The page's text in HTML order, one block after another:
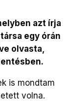
azt írja
egy órán
olvasta,
is mondtam
volna.